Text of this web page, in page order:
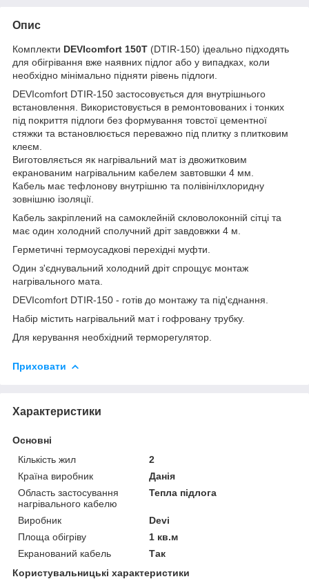
Опис
Комплекти DEVIcomfort 150T (DTIR-150) ідеально підходять
для обігрівання вже наявних підлог або у випадках, коли
необхідно мінімально підняти рівень підлоги.
DEVIcomfort DTIR-150 застосовується для внутрішнього
встановлення. Використовується в ремонтовованих і тонких
під покриття підлоги без формування товстої цементної
стяжки та встановлюється переважно під плитку з плитковим
клеєм.
Виготовляється як нагрівальний мат із двожитковим
екранованим нагрівальним кабелем завтовшки 4 мм.
Кабель має тефлонову внутрішню та полівінілхлоридну
зовнішню ізоляції.
Кабель закріплений на самоклейній скловолоконній сітці та
має один холодний сполучний дріт завдовжки 4 м.
Герметичні термоусадкові перехідні муфти.
Один з'єднувальний холодний дріт спрощує монтаж
нагрівального мата.
DEVIcomfort DTIR-150 - готів до монтажу та під'єднання.
Набір містить нагрівальний мат і гофровану трубку.
Для керування необхідний терморегулятор.
Приховати
Характеристики
Основні
Кількість жил
2
Країна виробник
Данія
Область застосування
нагрівального кабелю
Тепла підлога
Виробник
Devi
Площа обігріву
1 кв.м
Екранований кабель
Так
Користувальницькі характеристики